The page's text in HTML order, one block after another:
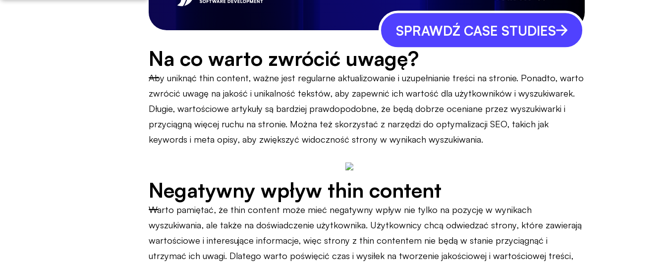
SPRAWDŹ CASE STUDIES
Na co warto zwrócić uwagę?
Aby uniknąć thin content, ważne jest regularne aktualizowanie i uzupełnianie treści na stronie. Ponadto, warto
zwrócić uwagę na jakość i unikalność tekstów, aby zapewnić ich wartość dla użytkowników i wyszukiwarek.
Długie, wartościowe artykuły są bardziej prawdopodobne, że będą dobrze oceniane przez wyszukiwarki i
przyciągną więcej ruchu na stronie. Można też skorzystać z narzędzi do optymalizacji SEO, takich jak
keywords i meta opisy, aby zwiększyć widoczność strony w wynikach wyszukiwania.
Negatywny wpływ thin content
Warto pamiętać, że thin content może mieć negatywny wpływ nie tylko na pozycję w wynikach
wyszukiwania, ale także na doświadczenie użytkownika. Użytkownicy chcą odwiedzać strony, które zawierają
wartościowe i interesujące informacje, więc strony z thin contentem nie będą w stanie przyciągnąć i
utrzymać ich uwagi. Dlatego warto poświęcić czas i wysiłek na tworzenie jakościowej i wartościowej treści,